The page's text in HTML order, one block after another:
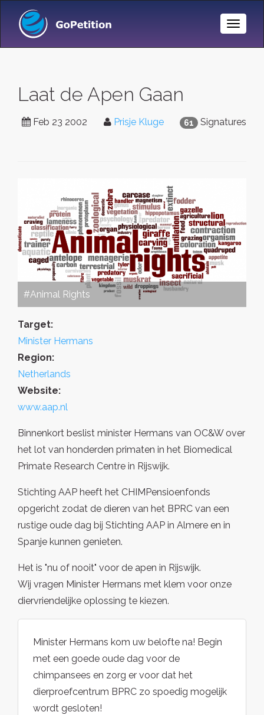
Toggle
Laat de Apen Gaan
61 Signatures
Feb 23 2002 Prisje Kluge
#Animal Rights
Target:
Minister Hermans
Region:
Netherlands
Website:
www.aap.nl
Binnenkort beslist minister Hermans van OC&W over
het lot van honderden primaten in het Biomedical
Primate Research Centre in Rijswijk.
Stichting AAP heeft het CHIMPensioenfonds
opgericht zodat de dieren van het BPRC van een
rustige oude dag bij Stichting AAP in Almere en in
Spanje kunnen genieten.
Het is "nu of nooit" voor de apen in Rijswijk.
Wij vragen Minister Hermans met klem voor onze
diervriendelijke oplossing te kiezen.
Minister Hermans kom uw belofte na! Begin
met een goede oude dag voor de
chimpansees en zorg er voor dat het
dierproefcentrum BPRC zo spoedig mogelijk
wordt gesloten!